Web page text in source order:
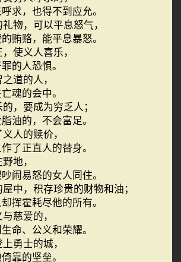
求，也得不到应允。
物，可以平息怒气，
贿赂，能平息暴怒。
使义人喜乐，
的人恐惧。
道的人，
魂的会中。
，要成为穷乏人；
油的，不会富足。
人的赎价，
了正直人的替身。
地，
闹易怒的女人同住。
中，积存珍贵的财物和油；
挥霍耗尽他的所有。
慈爱的，
命、公义和荣耀。
勇士的城，
靠的坚垒。